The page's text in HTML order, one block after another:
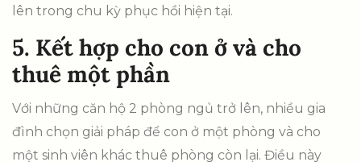
lên trong chu kỳ phục hồi hiện tại.
5. Kết hợp cho con ở và cho
thuê một phần
Với những căn hộ 2 phòng ngủ trở lên, nhiều gia
đình chọn giải pháp để con ở một phòng và cho
một sinh viên khác thuê phòng còn lại. Điều này